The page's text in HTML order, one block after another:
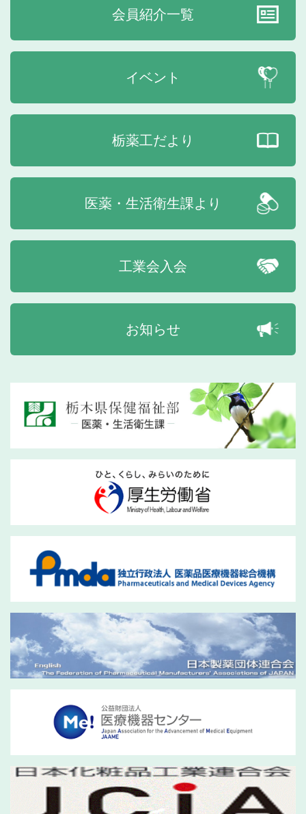
会員紹介一覧
イベント
栃薬工だより
医薬・生活衛生課より
工業会入会
お知らせ